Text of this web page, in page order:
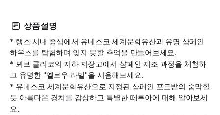
상품설명
* 랭스 시내 중심에서 유네스코 세계문화유산과 유명 샴페인
하우스를 탐험하며 잊지 못할 추억을 만들어보세요.
* 뵈브 클리코의 지하 저장고에서 샴페인 제조 과정을 체험하
고 유명한 "옐로우 라벨"을 시음해보세요.
* 유네스코 세계문화유산으로 지정된 샴페인 포도밭의 숨막힐
듯 아름다운 경치를 감상하고 특별한 떼루아에 대해 알아보세
요.